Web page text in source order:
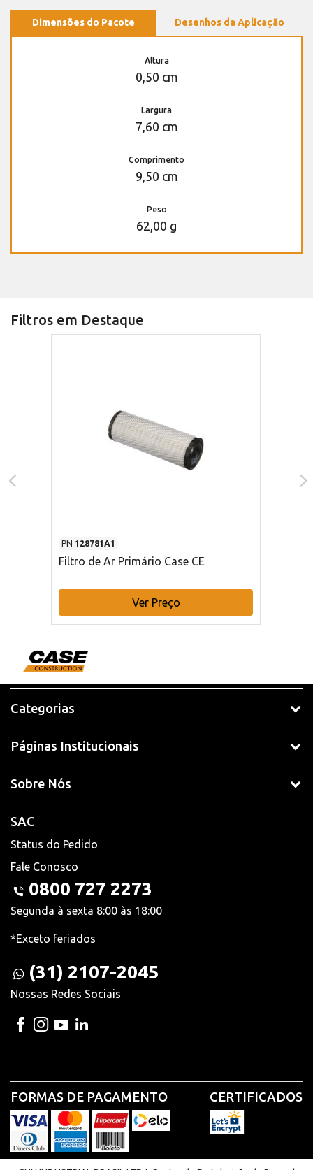
Dimensões do Pacote Desenhos da Aplicação
Altura
0,50 cm
Largura
7,60 cm
Comprimento
9,50 cm
Peso
62,00 g
Filtros em Destaque
PN 128781A1
Filtro de Ar Primário Case CE
Ver Preço
Categorias
Páginas Institucionais
Sobre Nós
SAC
Status do Pedido
Fale Conosco
0800 727 2273
Segunda à sexta 8:00 às 18:00
*Exceto feriados
(31) 2107-2045
Nossas Redes Sociais
FORMAS DE PAGAMENTO CERTIFICADOS